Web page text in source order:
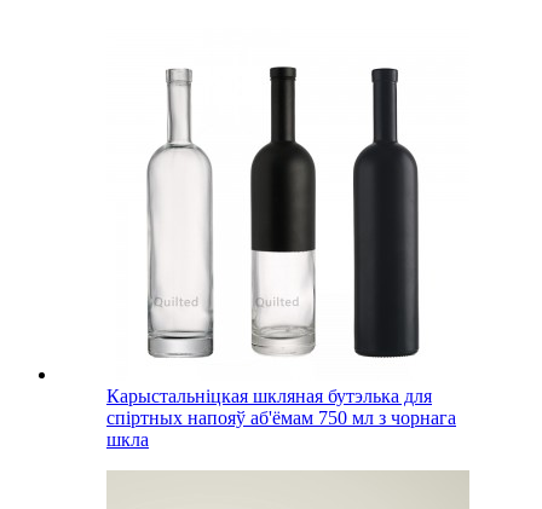
Карыстальніцкая шкляная бутэлька для
спіртных напояў аб'ёмам 750 мл з чорнага
шкла